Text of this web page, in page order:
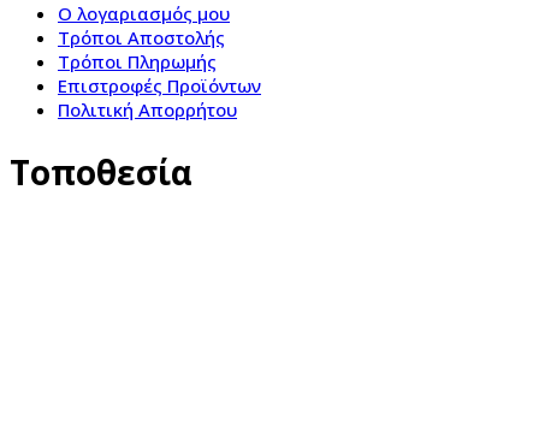
Ο λογαριασμός μου
Τρόποι Αποστολής
Τρόποι Πληρωμής
Επιστροφές Προϊόντων
Πολιτική Απορρήτου
Τοποθεσία